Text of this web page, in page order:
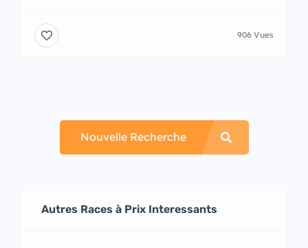
906 Vues
Nouvelle Recherche
Autres Races à Prix Interessants